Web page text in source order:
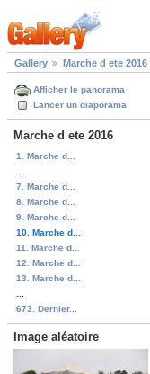
Gallery Marche d ete 2016
Afficher le panorama
Lancer un diaporama
Marche d ete 2016
1. Marche d...
7. Marche d...
8. Marche d...
9. Marche d...
10. Marche d...
11. Marche d...
12. Marche d...
13. Marche d...
673. Dernier...
Image aléatoire